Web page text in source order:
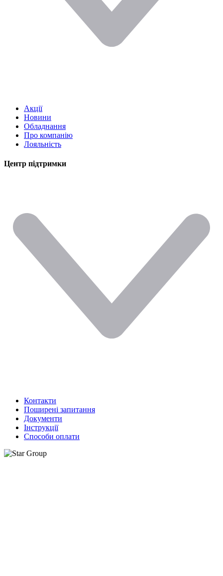
Акції
Новини
Обладнання
Про компанію
Лояльність
Центр підтримки
Контакти
Поширені запитання
Документи
Інструкції
Способи оплати